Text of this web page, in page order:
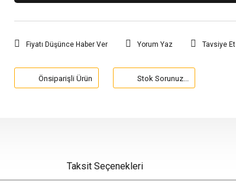
Fiyatı Düşünce Haber Ver Yorum Yaz Tavsiye Et
Önsiparişli Ürün Stok Sorunuz...
Taksit Seçenekleri